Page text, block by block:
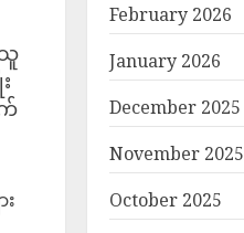
သူ
February 2026
January 2026
December 2025
November 2025
October 2025